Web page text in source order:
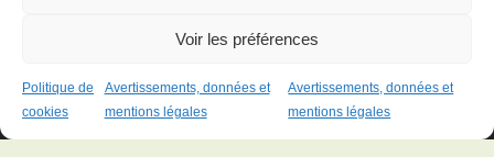
Voir les préférences
Politique de
cookies
Avertissements, données et
mentions légales
Avertissements, données et
mentions légales
Copyright 2016 - 2023 SoiZen tous droits réservés
FacebookInstagram